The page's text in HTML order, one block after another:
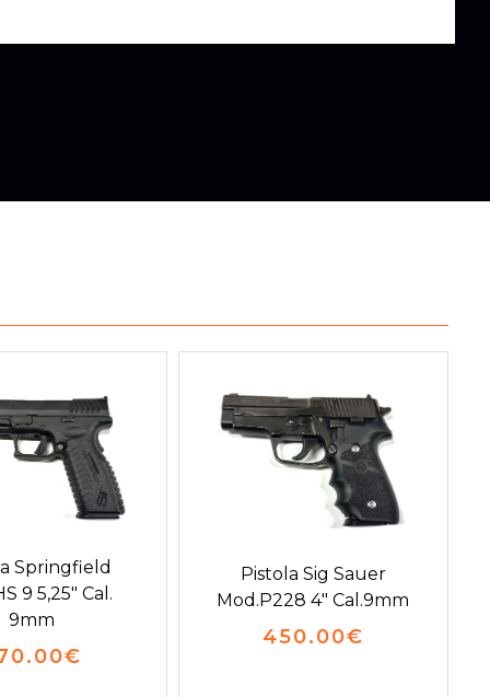
Springfield
9 5,25″ Cal.
9mm
€
Pistola Sig Sauer
Mod.P228 4″ Cal.9mm
450.00€